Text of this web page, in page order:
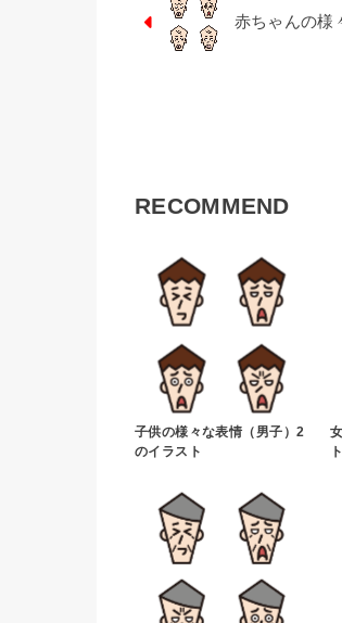
赤ちゃんの様
RECOMMEND
子供の様々な表情（男子）2
のイラスト
ト